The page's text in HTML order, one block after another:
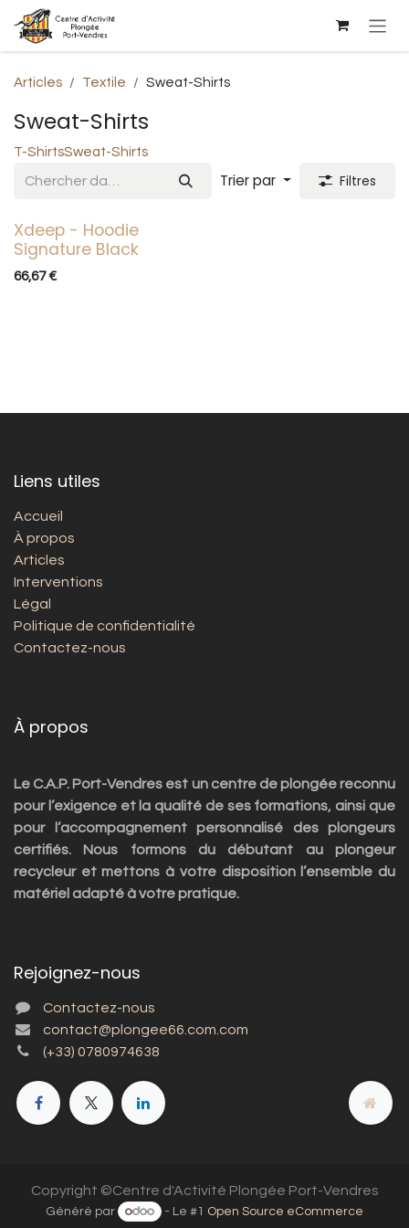
Se rendre au contenu
Articles Textile Sweat-Shirts
Sweat-Shirts
T-ShirtsSweat-Shirts
Trier par Filtres
Xdeep - Hoodie
Signature Black
66,67€
Liens utiles
Accueil
À propos
Articles
Interventions
Légal
Politique de confidentialité
Contactez-nous
À propos
Le C.A.P. Port-Vendres est un centre de plongée reconnu
pour l’exigence et la qualité de ses formations, ainsi que
pour l’accompagnement personnalisé des plongeurs
certifiés. Nous formons du débutant au plongeur
recycleur et mettons à votre disposition l’ensemble du
matériel adapté à votre pratique.
Rejoignez-nous
Contactez-nous
contact@plongee66.com.com
(+33) 0780974638
Copyright ©Centre d'Activité Plongée Port-Vendres
Généré par - Le #1 Open Source eCommerce